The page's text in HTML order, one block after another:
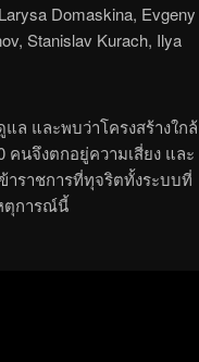
Domaskina, Evgeny
Stanislav Kurach, Ilya
ล และพบว่าโครงสร้างใกล้
คนจึงตกอยู่ความเสี่ยง และ
าราชการที่ทุจริตทั้งระบบที่
ตุการณ์นี้